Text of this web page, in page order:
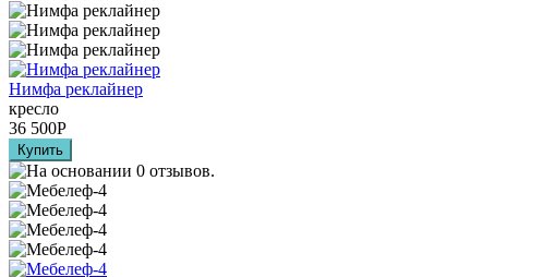
Нимфа реклайнер
кресло
36 500Р